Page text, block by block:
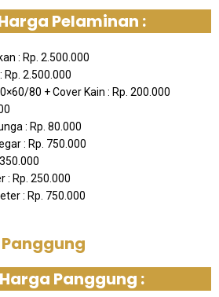
Pelaminan :
: Rp. 2.500.000
Rp. 2.500.000
80 + Cover Kain : Rp. 200.000
: Rp. 80.000
: Rp. 750.000
: Rp. 250.000
: Rp. 750.000
Panggung
Panggung :